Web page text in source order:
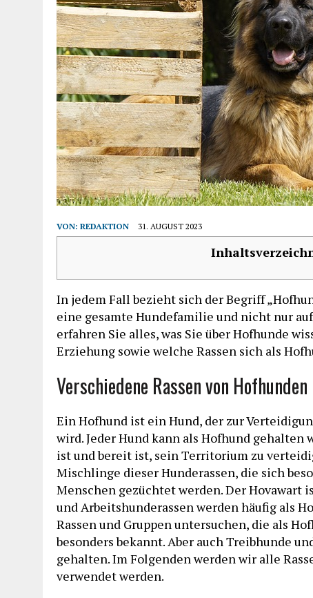
VON: REDAKTION 31. AUGUST 2023
In jedem Fall bezieht sich der Begriff
eine gesamte Hundefamilie und nicht nur
erfahren Sie alles, was Sie über Hofhunde
Erziehung sowie welche Rassen sich als
Verschiedene Rassen von Hofhunden
Ein Hofhund ist ein Hund, der zur
wird. Jeder Hund kann als Hofhund gehalten
ist und bereit ist, sein Territorium zu
Mischlinge dieser Hunderassen, die sich
Menschen gezüchtet werden. Der Hovawart
und Arbeitshunderassen werden häufig als
Rassen und Gruppen untersuchen, die als
besonders bekannt. Aber auch Treibhunde
gehalten. Im Folgenden werden wir alle
verwendet werden.